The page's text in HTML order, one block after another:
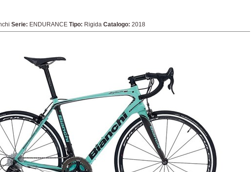
Serie: ENDURANCE Tipo: Rigida Catalogo: 2018